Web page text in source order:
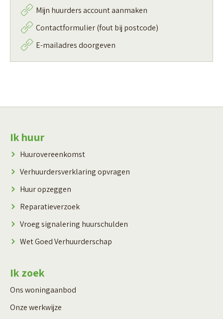
Mijn huurders account aanmaken
Contactformulier (fout bij postcode)
E-mailadres doorgeven
Contactinformatie
Ik huur
Huurovereenkomst
Verhuurdersverklaring opvragen
Huur opzeggen
Reparatieverzoek
Vroeg signalering huurschulden
Wet Goed Verhuurderschap
Ik zoek
Ons woningaanbod
Onze werkwijze